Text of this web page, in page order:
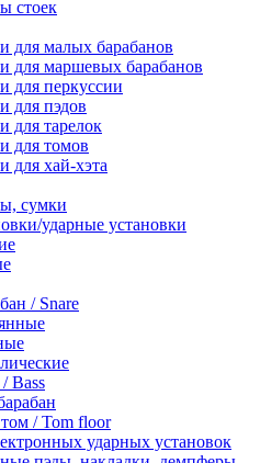
стоек
для малых барабанов
для маршевых барабанов
для перкуссии
для пэдов
для тарелок
для томов
для хай-хэта
сумки
ударные установки
/ Snare
Bass
/ Tom floor
ударных установок